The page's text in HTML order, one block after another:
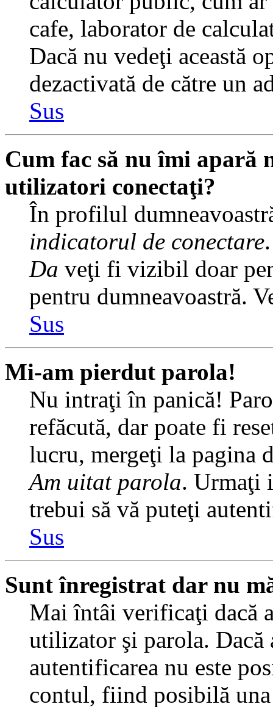
cafe, laborator de
Dacă nu vedeţi această
dezactivată de către un
Sus
Cum fac să nu îmi apară
utilizatori conectaţi?
În profilul
indicatorul de conectare
Da veţi fi vizibil doar
pentru dumneavoastră.
Sus
Mi-am pierdut parola!
Nu intraţi în panică!
refăcută, dar poate fi
lucru, mergeţi la pagina
Am uitat parola. Urmaţi
trebui să vă puteţi
Sus
Sunt înregistrat dar nu
Mai întâi verificaţi dacă
utilizator şi parola. Dacă
autentificarea nu este
contul, fiind posibilă